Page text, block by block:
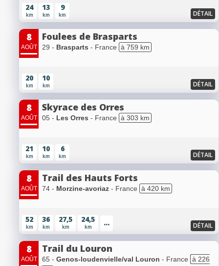
24
km
13
km
9
km DÉTAIL
8
AOÛT
Foulees de Brasparts
29 - Brasparts - France à 759 km
20
km
10
km DÉTAIL
8
AOÛT
Skyrace des Orres
05 - Les Orres - France à 303 km
21
km
10
km
6
km DÉTAIL
8
AOÛT
Trail des Hauts Forts
74 - Morzine-avoriaz - France à 420 km
52
km
36
km
27,5
km
24,5
km ... DÉTAIL
8
AOÛT
Trail du Louron
65 - Genos-loudenvielle/val Louron - France à 226